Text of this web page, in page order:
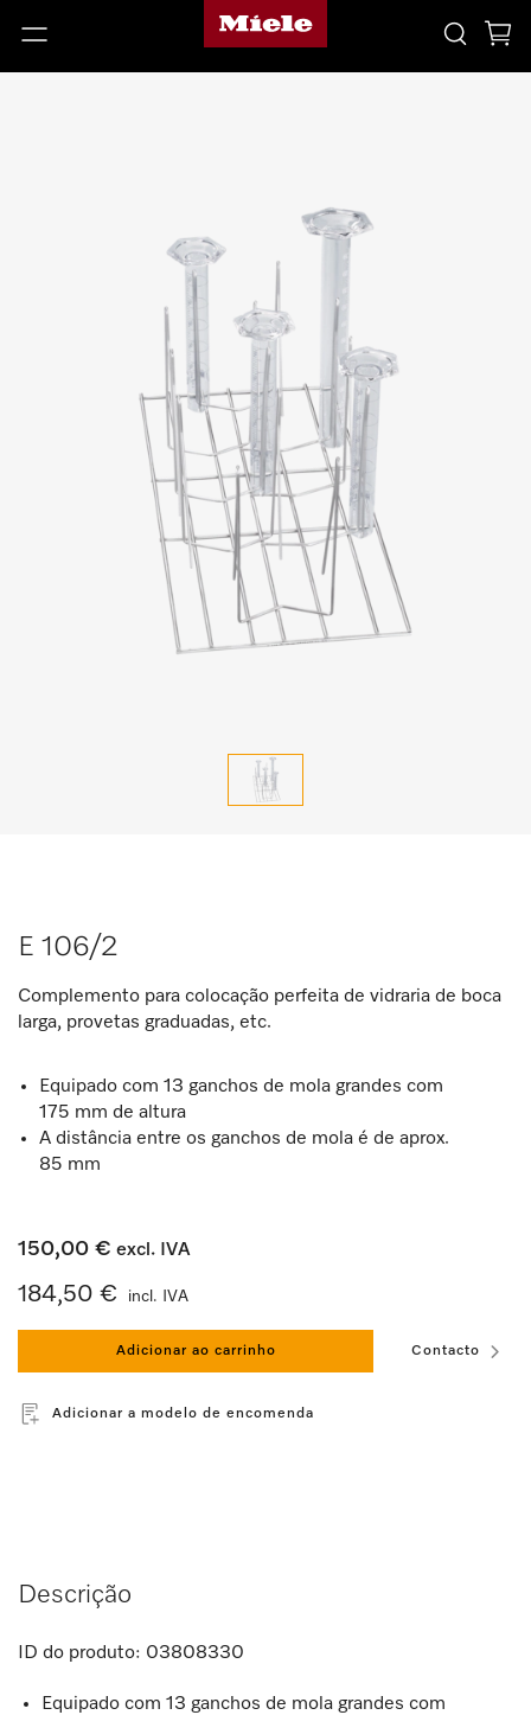
E 106/2
Complemento para colocação perfeita de vidraria de boca
larga, provetas graduadas, etc.
Equipado com 13 ganchos de mola grandes com
175 mm de altura
A distância entre os ganchos de mola é de aprox.
85 mm
150,00 € excl. IVA
184,50 € incl. IVA
Adicionar ao carrinho Contacto
Adicionar a modelo de encomenda
Descrição
ID do produto: 03808330
Equipado com 13 ganchos de mola grandes com